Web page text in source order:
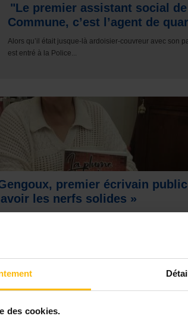
des cookies.
"Le premier assistant social
Commune, c’est l’agent de
Alors qu’il était jusque-là ardoisier-couvreur avec son
est entré à la Police...
premier écrivain
les nerfs solides »
Gengoux est le premier écrivain public à
douze ans, elle a été la plume des...
Khadija, assistante sociale à la
retour sur 30 années auprès
personnes séropositives